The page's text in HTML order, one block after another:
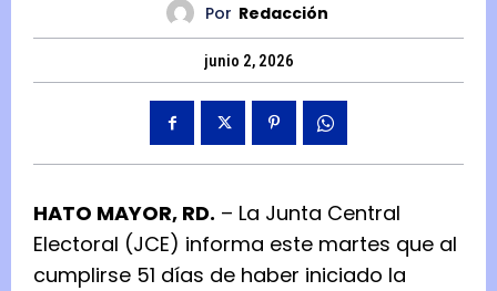
Por Redacción
junio 2, 2026
HATO MAYOR, RD. – La Junta Central
Electoral (JCE) informa este martes que al
cumplirse 51 días de haber iniciado la